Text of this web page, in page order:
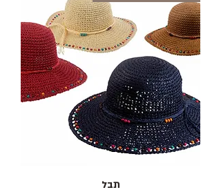
תבל